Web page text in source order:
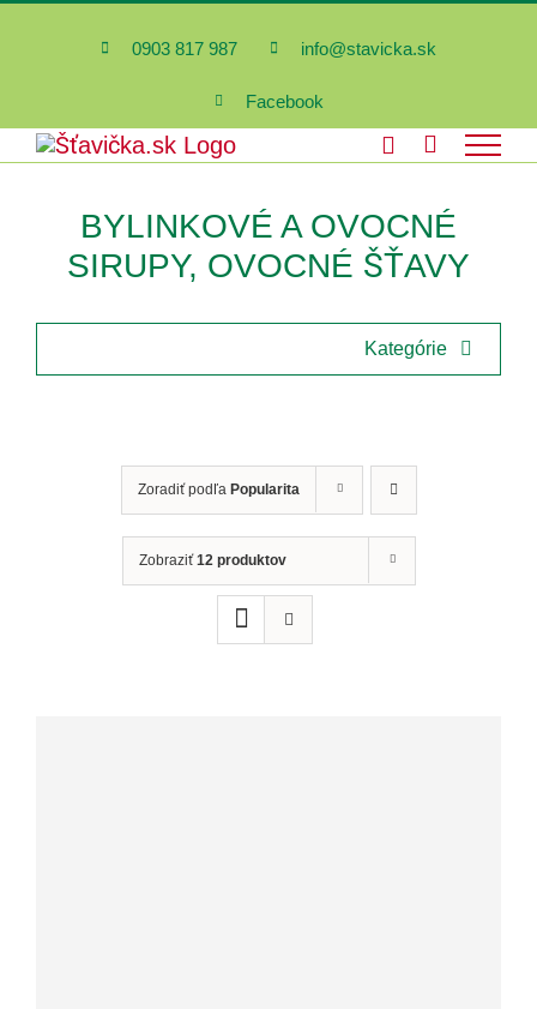
0903 817 987 info@stavicka.sk
Facebook
BYLINKOVÉ A OVOCNÉ
SIRUPY, OVOCNÉ ŠŤAVY
Kategórie
Ovocné šťavy
Bylinkové sirupy
Zoradiť podľa Popularita
Zobraziť12 produktov